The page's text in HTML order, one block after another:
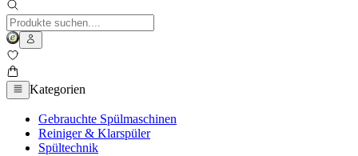
Kategorien
Gebrauchte Spülmaschinen
Reiniger & Klarspüler
Spültechnik